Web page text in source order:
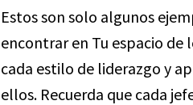
Estos son solo algunos
encontrar en Tu espacio
cada estilo de liderazgo y
ellos. Recuerda que cada